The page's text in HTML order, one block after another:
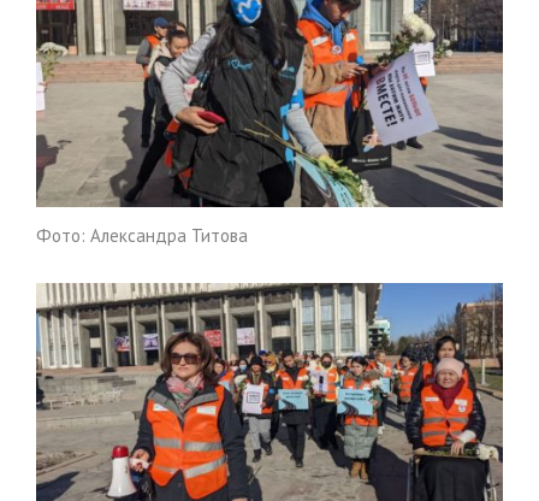
Фото: Александра Титова